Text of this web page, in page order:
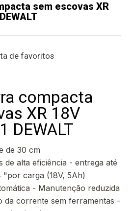
sem escovas XR
de favoritos
compacta
XR 18V
DEWALT
de 30 cm
de alta eficiência - entrega até
carga (18V, 5Ah)
- Manutenção reduzida
da corrente sem ferramentas -